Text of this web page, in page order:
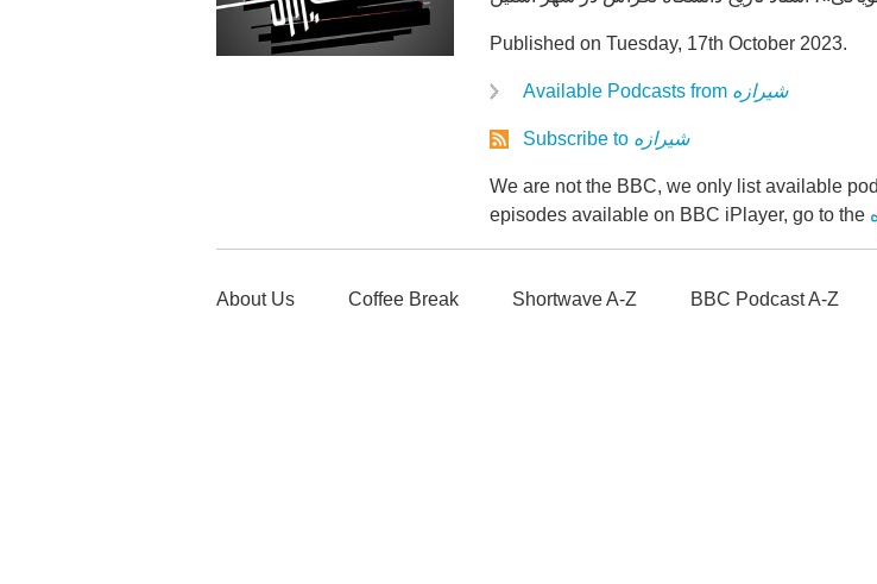
Published on Tuesday, 17th October 2023.
Available Podcasts from شیرازه
Subscribe to شیرازه
We are not the BBC, we only list available
episodes available on BBC iPlayer, go to the
About Us Coffee Break Shortwave A-Z BBC Podcast A-Z